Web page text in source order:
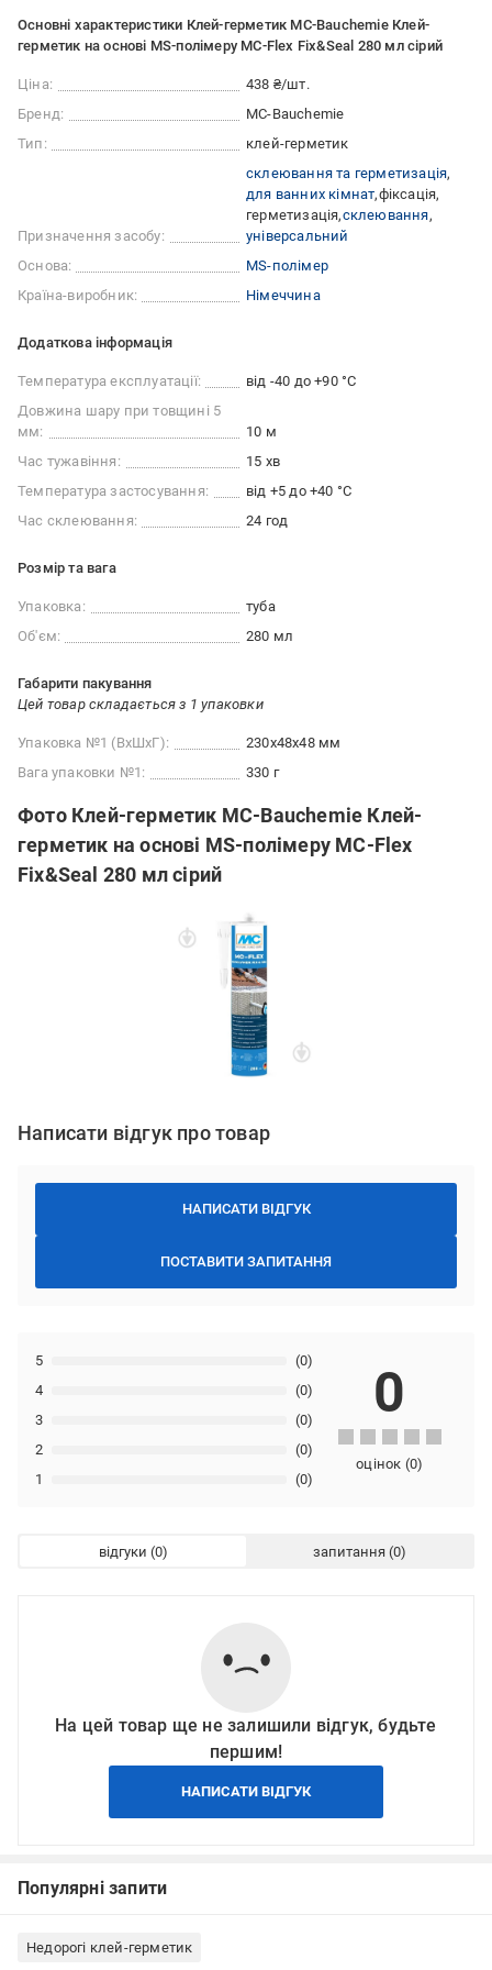
Основні характеристики Клей-герметик MC-Bauchemie Клей-
герметик на основі MS-полімеру MC-Flex Fix&Seal 280 мл сірий
Ціна:
438 ₴/шт.
Бренд:
MC-Bauchemie
Тип:
клей-герметик
Призначення засобу:
склеювання та герметизація
для ванних кімнат фіксація
герметизація склеювання
універсальний
Основа:
MS-полімер
Країна-виробник:
Німеччина
Додаткова інформація
Температура експлуатації:
від -40 до +90 °C
Довжина шару при товщині 5
мм:
10 м
Час тужавіння:
15 хв
Температура застосування:
від +5 до +40 °С
Час склеювання:
24 год
Розмір та вага
Упаковка:
туба
Об'єм:
280 мл
Габарити пакування
Цей товар складається з 1 упаковки
Упаковка №1 (ВхШхГ):
230x48x48 мм
Вага упаковки №1:
330 г
Фото Клей-герметик MC-Bauchemie Клей-
герметик на основі MS-полімеру MC-Flex
Fix&Seal 280 мл сірий
Написати відгук про товар
НАПИСАТИ ВІДГУК
ПОСТАВИТИ ЗАПИТАННЯ
1 (0)
2 (0)
3 (0)
4 (0)
5 (0)
0
оцінок (0)
відгуки запитання
На цей товар ще не залишили відгук, будьте
першим!
НАПИСАТИ ВІДГУК
Популярні запити
Недорогі клей-герметик